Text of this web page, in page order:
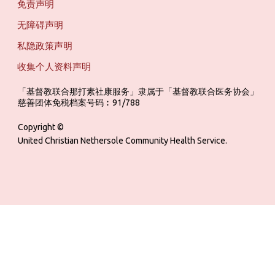
免责声明
无障碍声明
私隐政策声明
收集个人资料声明
「基督教联合那打素社康服务」隶属于「基督教联合医务协会」
慈善团体免税档案号码︰91/788
Copyright ©
United Christian Nethersole Community Health Service.